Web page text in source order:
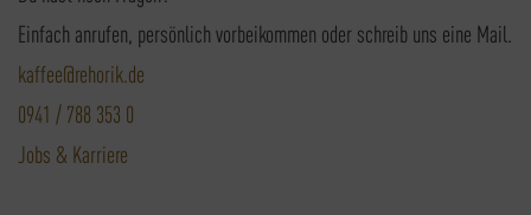
Einfach anrufen, persönlich vorbeikommen oder schreib uns eine Mail.
kaffee@rehorik.de
0941 / 788 353 0
Jobs & Karriere